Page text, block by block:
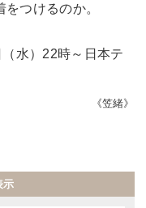
つけるのか。
水）22時～日本テ
《笠緒》
示